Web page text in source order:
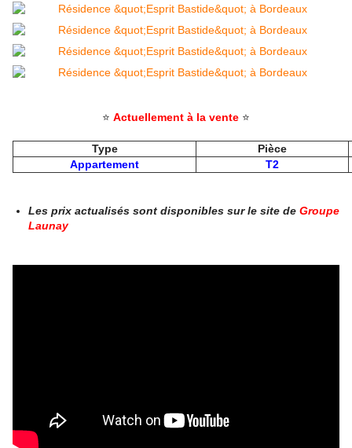
⭐ Actuellement à la vente ⭐
Type
Pièce
Appartement
T2
Les prix actualisés sont disponibles sur le site de Groupe
Launay